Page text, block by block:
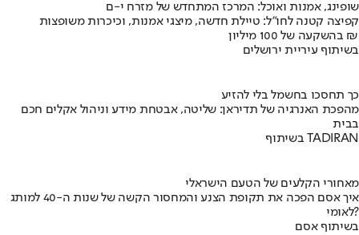
שופינג, אמנות ואוכל: המרכז המתחדש של מזרח י-ם
קפיצה קטנה לחו"ל: טיילת חדשה, מיצגי אמנות, וכיכרות משופצות
בהשקעה של 100 מיליון ₪
בשיתוף עיריית ירושלים
כך תחסכו בחשמל בלי להזיע
מהפכת האנרגיה של תדיראן: שליטה, אבטחת מידע וניהול אקלים חכם
בבית
בשיתוף TADIRAN
מאחורי הקלעים של הטעם הישראלי
איך אסם הפכה את תקופת הצנע והמחסור הקשה של שנות ה-40 למותג
לאומי?
בשיתוף אסם